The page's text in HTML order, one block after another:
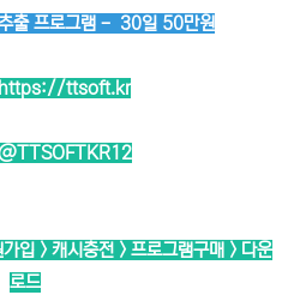
출 프로그램 - 30일 50만원
https://ttsoft.kr
입 > 캐시충전 > 프로그램구매 > 다운
로드